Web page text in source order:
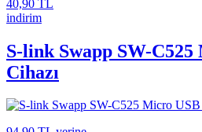
40,90 TL
indirim
S-link Swapp SW-
Cihazı